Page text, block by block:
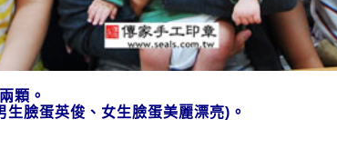
兩顆。
臉蛋英俊、女生臉蛋美麗漂亮)。